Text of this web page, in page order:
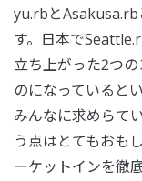
yu.rbとAsakusa.rb
す。日本で
立ち上がった2つ
のになっていると
みんなに求めらて
う点はとてもおも
ーケットインを徹